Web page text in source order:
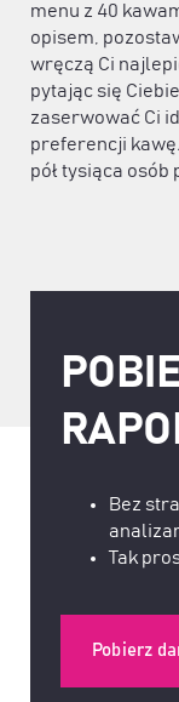
menu z 40
opisem,
wręczą Ci
pytając się Ciebie
zaserwować Ci
preferencji
pół tysiąca osób
Bez
Tak
Pobierz